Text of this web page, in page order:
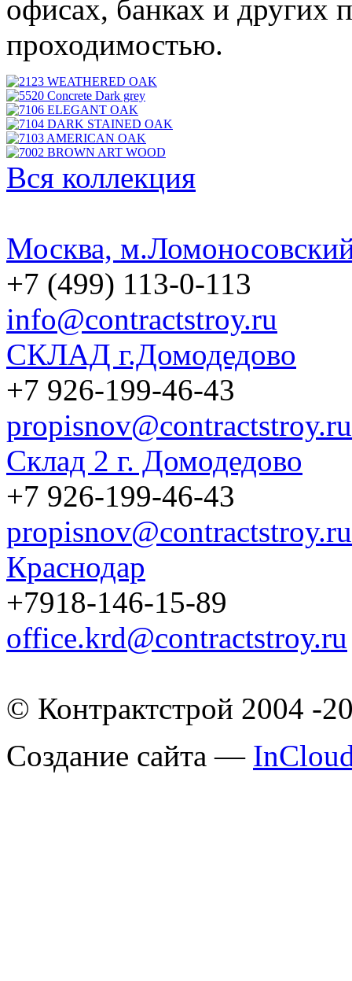
офисах, банках и других
проходимостью.
Вся коллекция
Москва,
+7 (499) 113-0-113
info@contractstroy.ru
СКЛАД г.Домодедово
+7 926-199-46-43
propisnov@contractstroy.ru
Склад 2 г. Домодедово
+7 926-199-46-43
propisnov@contractstroy.ru
Краснодар
+7918-146-15-89
office.krd@contractstroy.ru
© Контрактстрой 2004 -
Создание сайта —